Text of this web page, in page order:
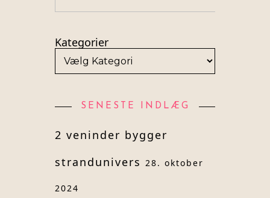
Kategorier
SENESTE INDLÆG
2 veninder bygger
strandunivers 28. oktober
2024